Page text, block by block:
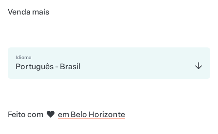
Venda mais
Idioma
Português - Brasil
Feito com em Belo Horizonte